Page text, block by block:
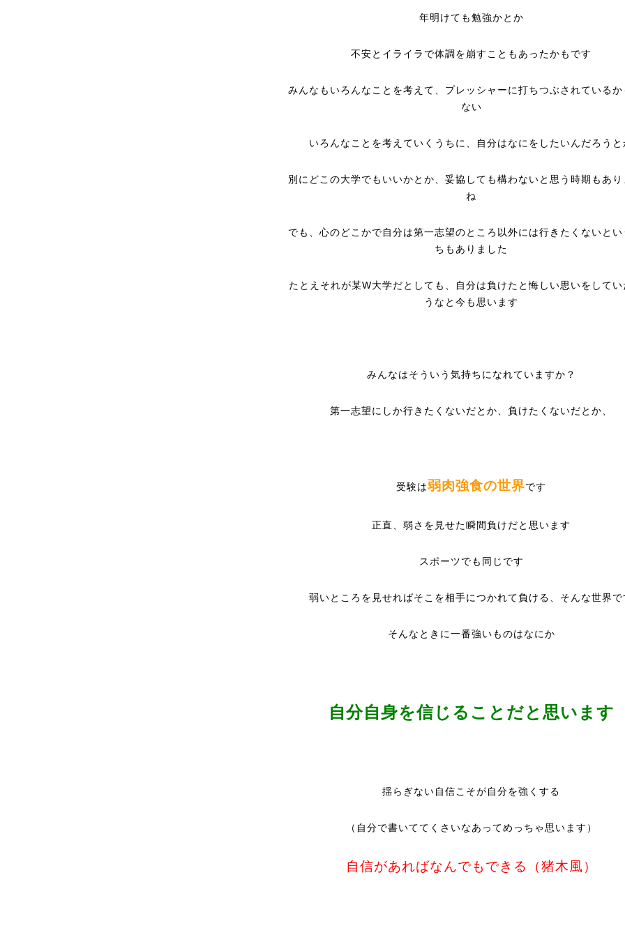
年明けても勉強かとか
不安とイライラで体調を崩すこともあったかもです
みんなもいろんなことを考えて、プレッシャーに打ちつぶされている
ない
いろんなことを考えていくうちに、自分はなにをしたいんだろうと
別にどこの大学でもいいかとか、妥協しても構わないと思う時期もあ
ね
でも、心のどこかで自分は第一志望のところ以外には行きたくないと
ちもありました
たとえそれが某W大学だとしても、自分は負けたと悔しい思いをしてい
うなと今も思います
みんなはそういう気持ちになれていますか？
第一志望にしか行きたくないだとか、負けたくないだとか、
受験は弱肉強食の世界です
正直、弱さを見せた瞬間負けだと思います
スポーツでも同じです
弱いところを見せればそこを相手につかれて負ける、そんな世界で
そんなときに一番強いものはなにか
自分自身を信じることだと思います
揺らぎない自信こそが自分を強くする
（自分で書いててくさいなあってめっちゃ思います）
自信があればなんでもできる（猪木風）